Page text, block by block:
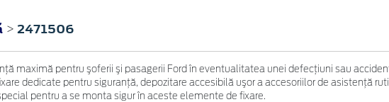
> 2471506
maximă pentru şoferii şi pasagerii Ford în eventualitatea unei defecţiuni sau
dedicate pentru siguranţă, depozitare accesibilă uşor a accesoriilor de asistenţă
pentru a se monta sigur în aceste elemente de fixare.